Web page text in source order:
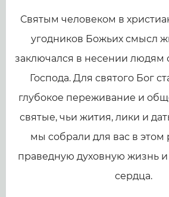
Святым человеком в
угодников Божьих смысл
заключался в несении людям
Господа. Для святого Бог
глубокое переживание и
святые, чьи жития, лики и
мы собрали для вас в этом
праведную духовную жизнь и
сердца.